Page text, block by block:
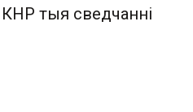
тыя сведчанні